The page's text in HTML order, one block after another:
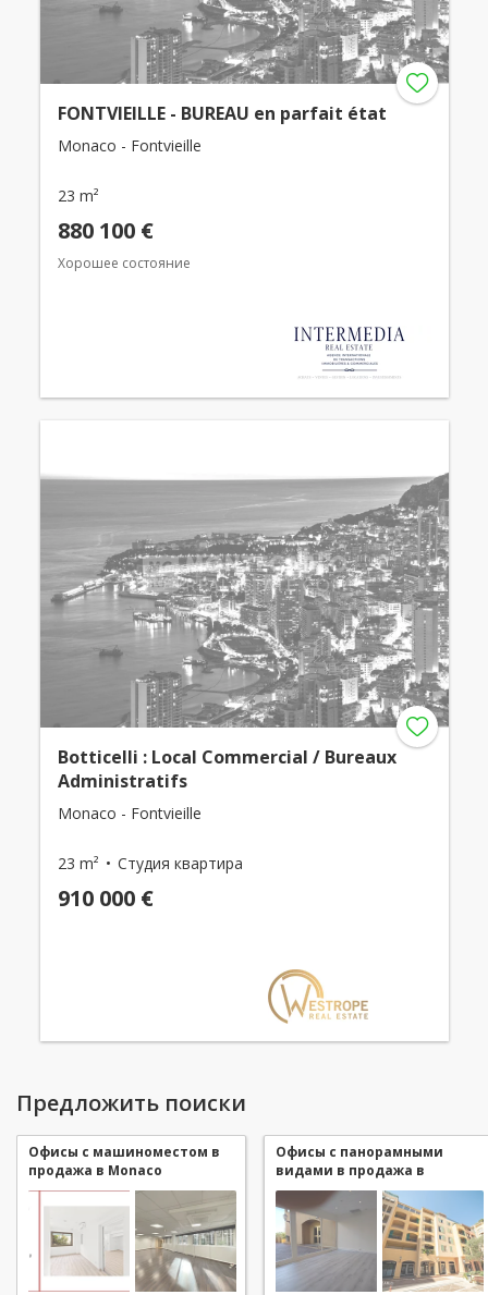
FONTVIEILLE - BUREAU en parfait état
Monaco - Fontvieille
23 m²
880 100 €
Хорошее состояние
Botticelli : Local Commercial / Bureaux
Administratifs
Monaco - Fontvieille
23 m² Студия квартира
910 000 €
Предложить поиски
Офисы с машиноместом в
продажа в Monaco
Офисы с панорамными
видами в продажа в
Monaco